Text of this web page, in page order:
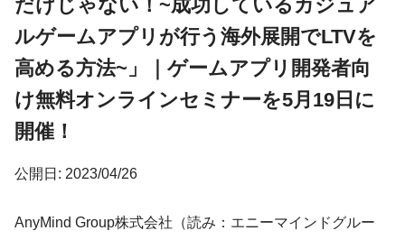
だけじゃない！~成功しているカジュア
ルゲームアプリが行う海外展開でLTVを
高める方法~」｜ゲームアプリ開発者向
け無料オンラインセミナーを5月19日に
開催！
公開日: 2023/04/26
AnyMind Group株式会社（読み：エニーマインドグルー